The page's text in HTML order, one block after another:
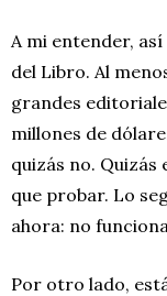
A mi entender,
del Libro. Al
grandes
millones de
quizás no.
que probar. Lo
ahora: no
Por otro lado,